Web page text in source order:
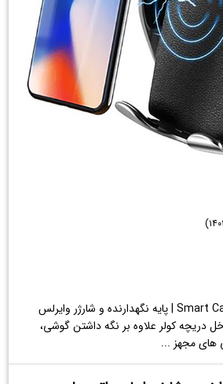
)
Smart Car Wireless Charger S5 | پایه نگهدارنده و شارژر وایرلس
دریچه کولر علاوه بر نگه داشتن گوشی،
های مجهز ...